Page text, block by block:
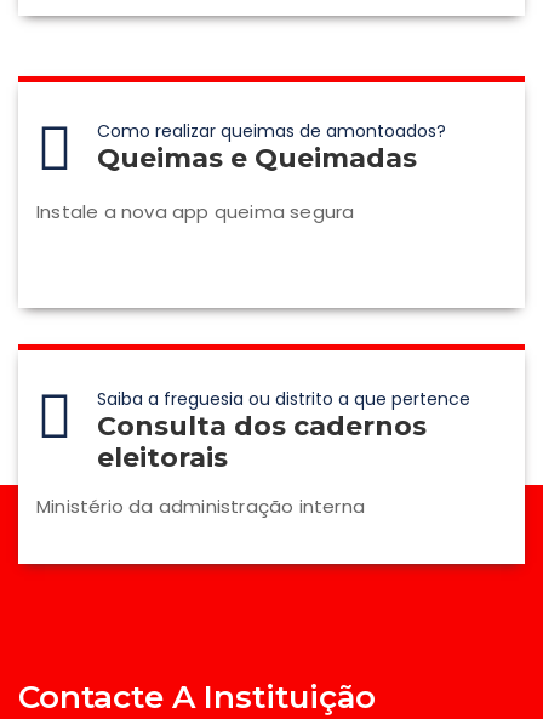
Como realizar queimas de amontoados?
Queimas e Queimadas
Instale a nova app queima segura
Saiba a freguesia ou distrito a que pertence
Consulta dos cadernos
eleitorais
Ministério da administração interna
Contacte A Instituição